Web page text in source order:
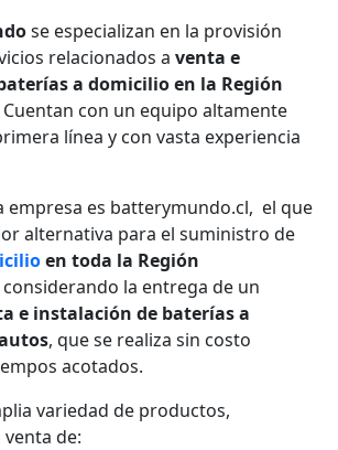
se especializan en la provisión
relacionados a venta e
a domicilio en la Región
Cuentan con un equipo altamente
línea y con vasta experiencia
empresa es batterymundo.cl, el que
alternativa para el suministro de
en toda la Región
considerando la entrega de un
e instalación de baterías a
, que se realiza sin costo
acotados.
variedad de productos,
de: